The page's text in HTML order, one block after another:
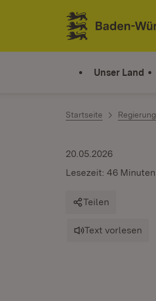
Zum Inhalt springen
Link zur Startseite
Unser Land
Startseite Regierung
20.05.2026
Lesezeit: 46 Minuten
Teilen
Text vorlesen